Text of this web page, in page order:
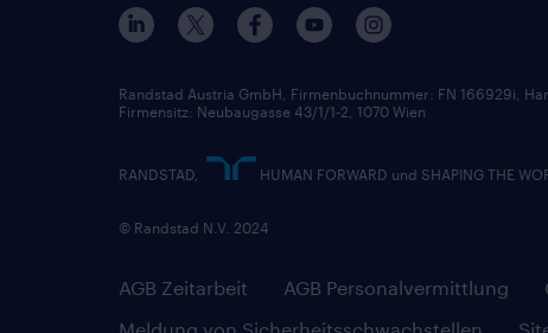
AGB Zeitarbeit AGB Personalvermittlung
Randstad Austria GmbH, Firmenbuchnummer: FN 166929i,
Firmensitz: Neubaugasse 43/1/1-2, 1070 Wien
RANDSTAD, HUMAN FORWARD und SHAPING THE
© Randstad N.V. 2024